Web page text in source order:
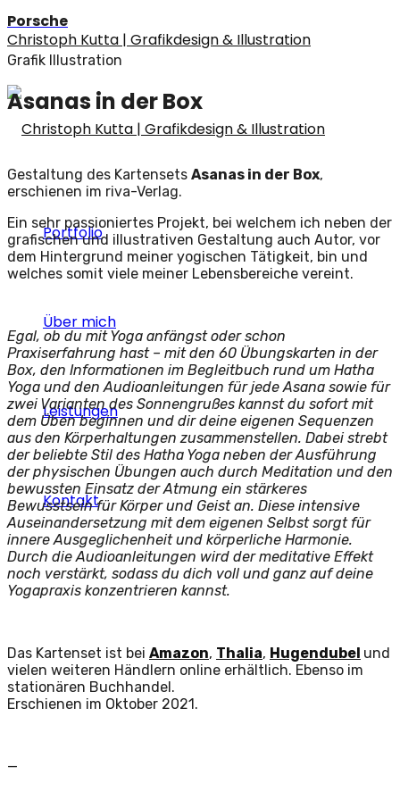
Christoph Kutta | Grafikdesign & Illustration
Portfolio
Über mich
Leistungen
Kontakt
Porsche
Grafik Illustration
Asanas in der Box
Gestaltung des Kartensets Asanas in der Box,
erschienen im riva-Verlag.
Ein sehr passioniertes Projekt, bei welchem ich neben der
grafischen und illustrativen Gestaltung auch Autor, vor
dem Hintergrund meiner yogischen Tätigkeit, bin und
welches somit viele meiner Lebensbereiche vereint.
Egal, ob du mit Yoga anfängst oder schon
Praxiserfahrung hast – mit den 60 Übungskarten in der
Box, den Informationen im Begleitbuch rund um Hatha
Yoga und den Audioanleitungen für jede Asana sowie für
zwei Varianten des Sonnengrußes kannst du sofort mit
dem Üben beginnen und dir deine eigenen Sequenzen
aus den Körperhaltungen zusammenstellen. Dabei strebt
der beliebte Stil des Hatha Yoga neben der Ausführung
der physischen Übungen auch durch Meditation und den
bewussten Einsatz der Atmung ein stärkeres
Bewusstsein für Körper und Geist an. Diese intensive
Auseinandersetzung mit dem eigenen Selbst sorgt für
innere Ausgeglichenheit und körperliche Harmonie.
Durch die Audioanleitungen wird der meditative Effekt
noch verstärkt, sodass du dich voll und ganz auf deine
Yogapraxis konzentrieren kannst.
Das Kartenset ist bei Amazon, Thalia, Hugendubel und
vielen weiteren Händlern online erhältlich. Ebenso im
stationären Buchhandel.
Erschienen im Oktober 2021.
—